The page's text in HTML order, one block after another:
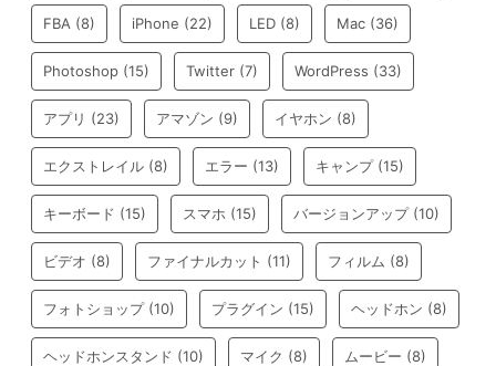
FBA (8) iPhone (22) LED (8) Mac (36)
Photoshop (15) Twitter (7) WordPress (33)
アプリ (23) アマゾン (9) イヤホン (8)
エクストレイル (8) エラー (13) キャンプ(15)
キーボード (15) スマホ (15) バージョンアップ(10)
ビデオ (8) ファイナルカット (11) フィルム (8)
フォトショップ(10) プラグイン (15) ヘッドホン (8)
ヘッドホンスタンド (10) マイク (8) ムービー (8)